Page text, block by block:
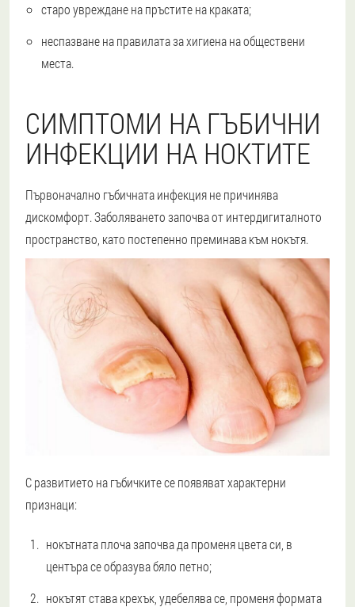
старо увреждане на пръстите на краката;
неспазване на правилата за хигиена на обществени
места.
СИМПТОМИ НА ГЪБИЧНИ
ИНФЕКЦИИ НА НОКТИТЕ
Първоначално гъбичната инфекция не причинява
дискомфорт. Заболяването започва от интердигиталното
пространство, като постепенно преминава към нокътя.
С развитието на гъбичките се появяват характерни
признаци:
нокътната плоча започва да променя цвета си, в
центъра се образува бяло петно;
нокътят става крехък, удебелява се, променя формата